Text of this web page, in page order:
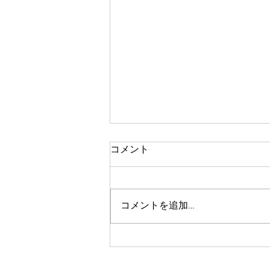
体験レッスン
コメント
コメントを追加…